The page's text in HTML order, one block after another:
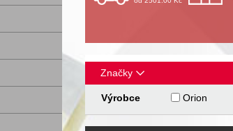
Značky
Výrobce Orion